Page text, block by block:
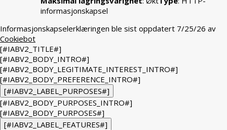
informasjonskapsel
Informasjonskapselerklæringen ble sist oppdatert 7/25/26 av
Cookiebot
[#IABV2_TITLE#]
[#IABV2_BODY_INTRO#]
[#IABV2_BODY_LEGITIMATE_INTEREST_INTRO#]
[#IABV2_BODY_PREFERENCE_INTRO#]
[#IABV2_LABEL_PURPOSES#]
[#IABV2_BODY_PURPOSES_INTRO#]
[#IABV2_BODY_PURPOSES#]
[#IABV2_LABEL_FEATURES#]